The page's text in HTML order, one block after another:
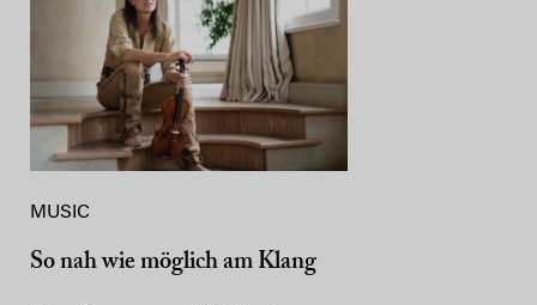
MUSIC
So nah wie möglich am Klang